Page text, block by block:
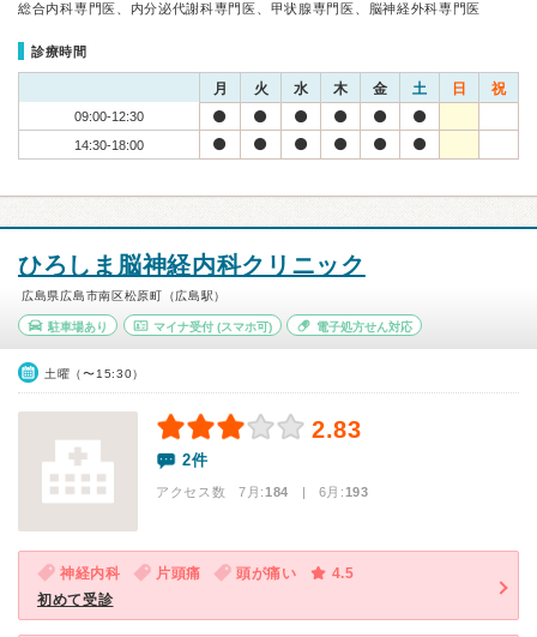
総合内科専門医、内分泌代謝科専門医、甲状腺専門医、脳神経外科専門医
診療時間
月 火 水 木 金 土 日 祝
09:00-12:30
14:30-18:00
ひろしま脳神経内科クリニック
広島県広島市南区松原町（広島駅）
駐車場あり マイナ受付(スマホ可) 電子処方せん対応
土曜（〜15:30）
2.83
2件
アクセス数 7月:184 | 6月:193
神経内科 片頭痛 頭が痛い
4.5
初めて受診